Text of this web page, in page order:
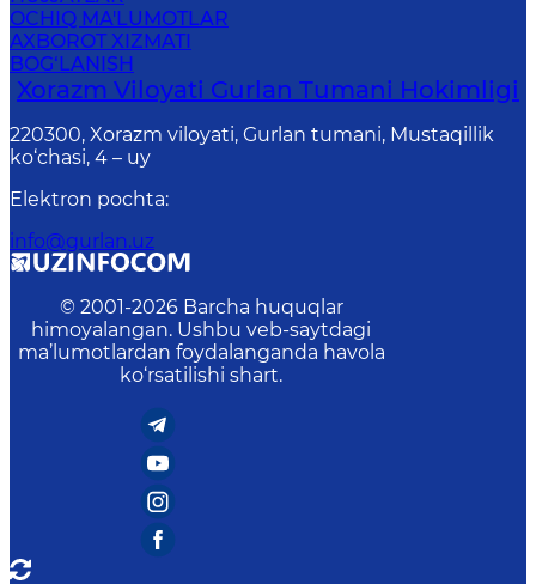
OCHIQ MA'LUMOTLAR
AXBOROT XIZMATI
BOG‘LANISH
Xorazm Viloyati Gurlan Tumani Hokimligi
220300, Xorazm viloyati, Gurlan tumani, Mustaqillik
ko‘chasi, 4 – uy
Elektron pochta:
info@gurlan.uz
© 2001-2026 Barcha huquqlar
himoyalangan. Ushbu veb-saytdagi
ma’lumotlardan foydalanganda havola
ko‘rsatilishi shart.